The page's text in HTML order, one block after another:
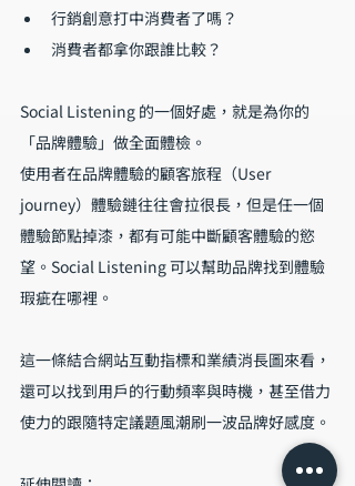
行銷創意打中消費者了嗎？
消費者都拿你跟誰比較？
Social Listening 的一個好處，就是為你的
「品牌體驗」做全面體檢。
使用者在品牌體驗的顧客旅程（User
journey）體驗鏈往往會拉很長，但是任一個
體驗節點掉漆，都有可能中斷顧客體驗的慾
望。Social Listening 可以幫助品牌找到體驗
瑕疵在哪裡。
這一條結合網站互動指標和業績消長圖來看，
還可以找到用戶的行動頻率與時機，甚至借力
使力的跟隨特定議題風潮刷一波品牌好感度。